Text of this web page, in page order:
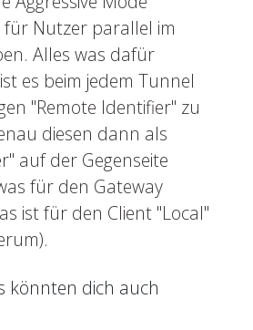
Nutzer parallel im
Alles was dafür
es beim jedem Tunnel
"Remote Identifier" zu
diesen dann als
auf der Gegenseite
für den Gateway
ist für den Client "Local"
könnten dich auch